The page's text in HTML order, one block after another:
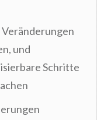
und
Schritte